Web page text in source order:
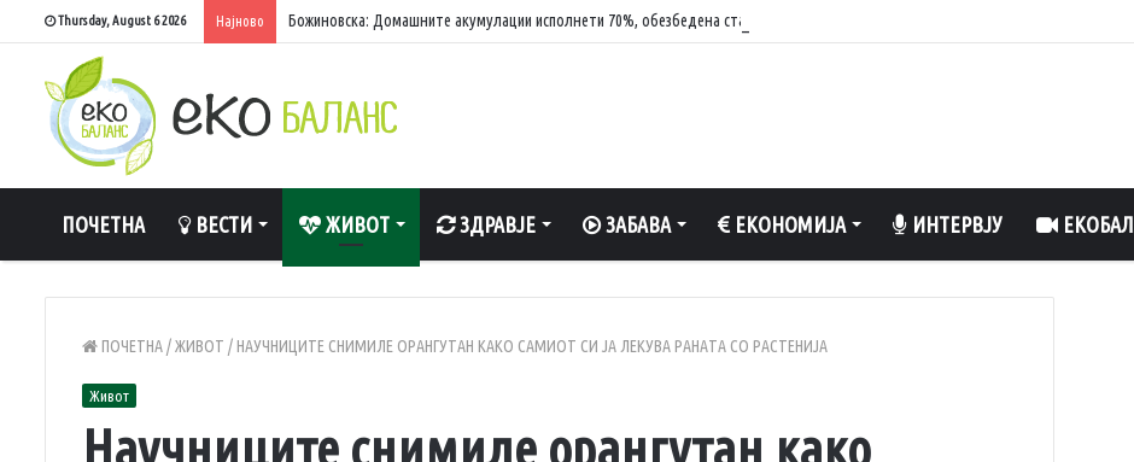
Thursday, August 6 2026 Најново Божиновска: Домашните акумулации исполнети 70%, обезбедена стабилност на енергетскиот систем
ПОЧЕТНА ВЕСТИ ЖИВОТ ЗДРАВЈЕ ЗАБАВА ЕКОНОМИЈА ИНТЕРВЈУ
ПОЧЕТНА/ЖИВОТ / НАУЧНИЦИТЕ СНИМИЛЕ ОРАНГУТАН КАКО САМИОТ СИ ЈА ЛЕКУВА РАНАТА СО РАСТЕНИЈА
Живот
Научниците снимиле орангутан како